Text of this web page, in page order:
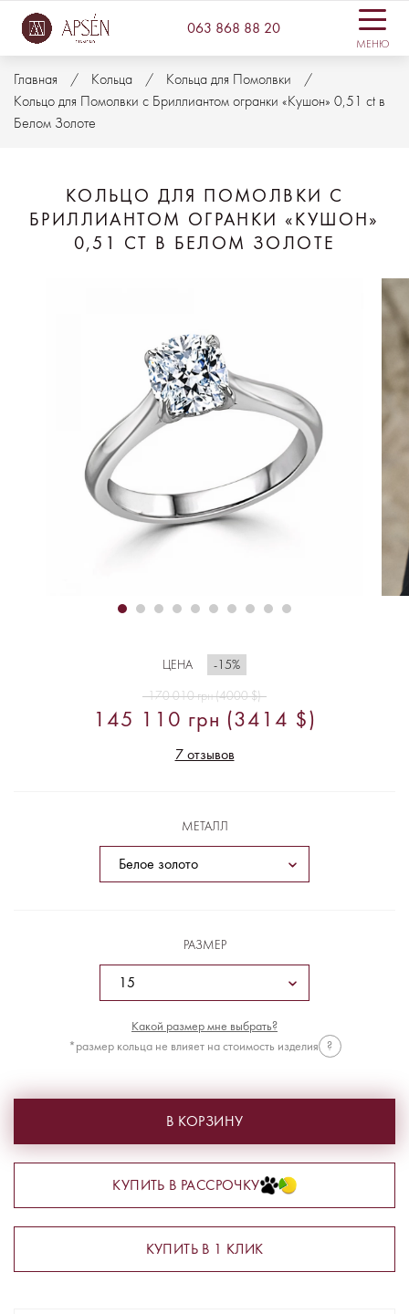
063 868 88 20
МЕНЮ
Главная Кольца
Кольца для Помолвки
Кольцо для Помолвки с Бриллиантом огранки «Кушон» 0,51 ct в
Белом Золоте
КОЛЬЦО ДЛЯ ПОМОЛВКИ С
БРИЛЛИАНТОМ ОГРАНКИ «КУШОН»
0,51 CT В БЕЛОМ ЗОЛОТЕ
ЦЕНА -15%
170 010 грн (4000 $)
145 110 грн (3414 $)
7 отзывов
МЕТАЛЛ
РАЗМЕР
Какой размер мне выбрать?
*размер кольца не влияет на стоимость изделия
?
В КОРЗИНУ
КУПИТЬ В РАССРОЧКУ
КУПИТЬ В 1 КЛИК